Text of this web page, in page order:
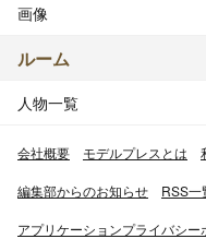
画像
ルーム
人物一覧
会社概要 モデルプレスとは
編集部からのお知らせ RSS一
アプリケーションプライバシー